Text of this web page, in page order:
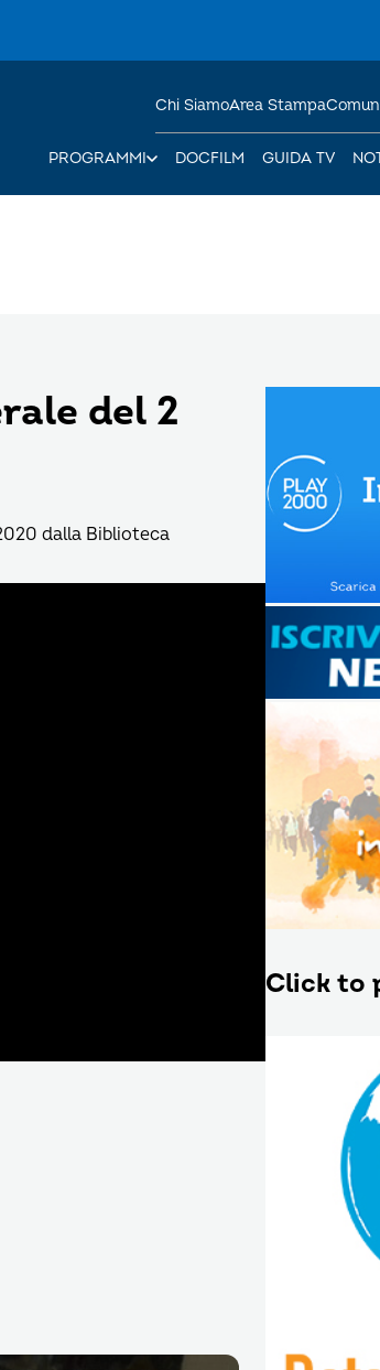
PROGRAMMI DOCFILM GUIDA TV
Chi SiamoArea Stampa
del 2
dalla Biblioteca
Click to